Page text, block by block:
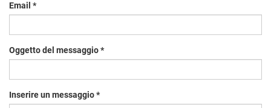
Email *
Oggetto del messaggio*
Inserire un messaggio*